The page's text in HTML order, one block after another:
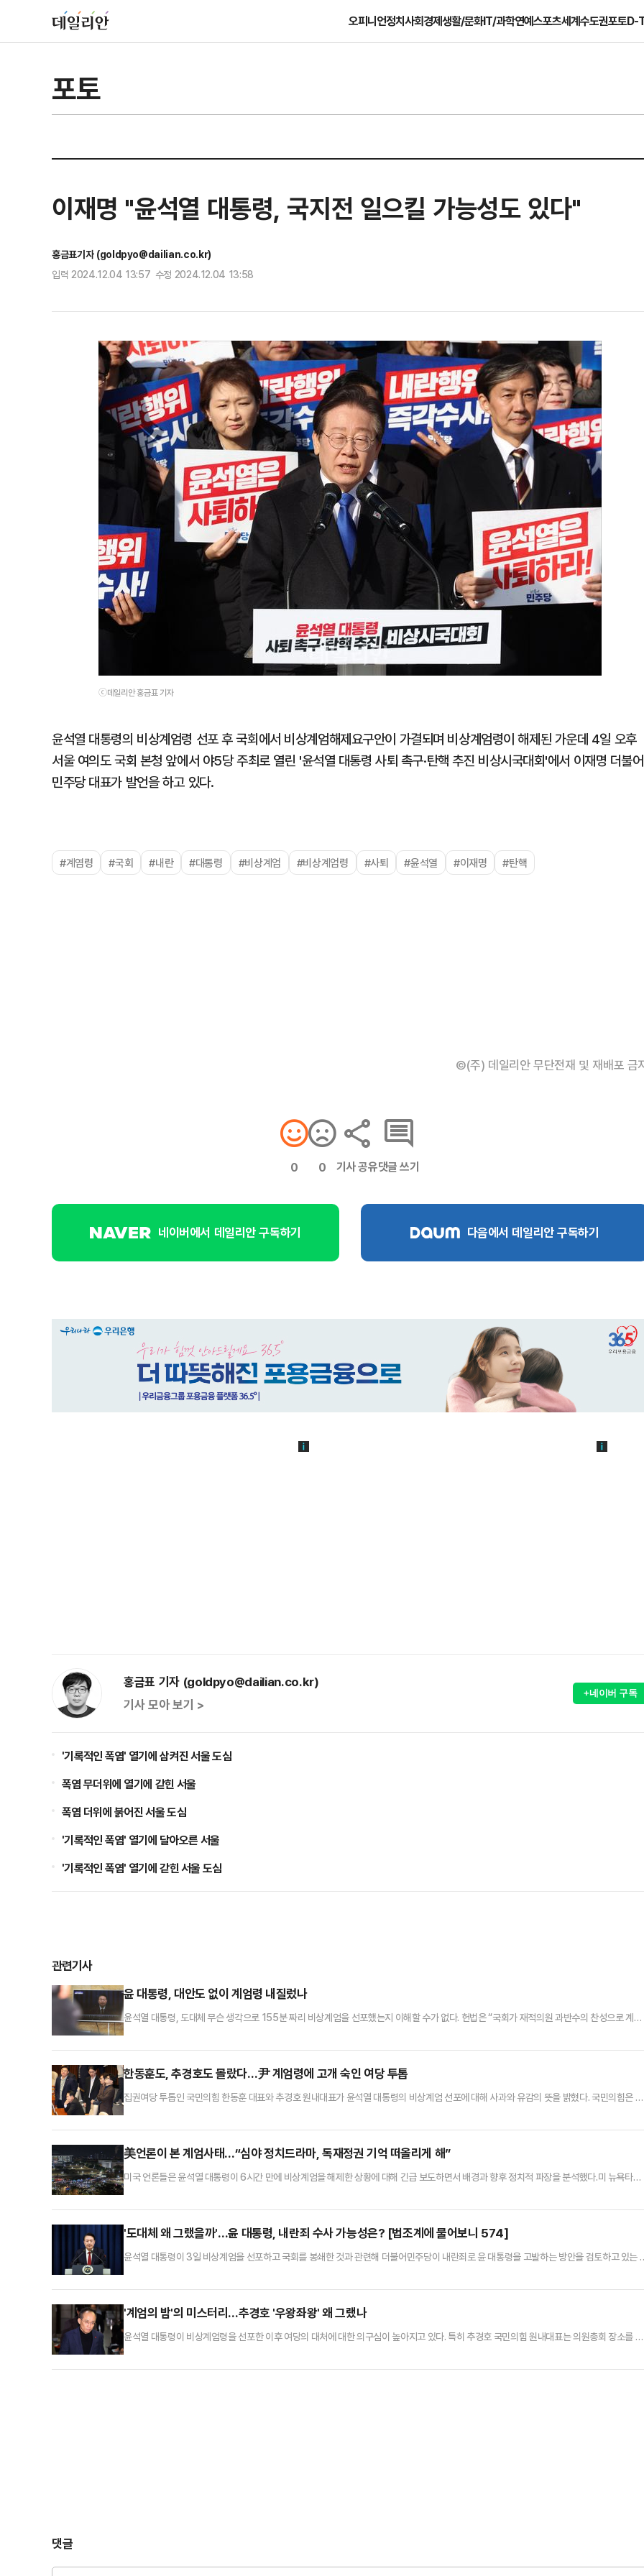
오피니언정치사회경제생활/문화IT/과학연예스포츠세계수도권포토D-
포토
이재명 "윤석열 대통령, 국지전 일으킬 가능성도 있다"
홍금표기자 (goldpyo@dailian.co.kr)
입력 2024.12.04 13:57 수정 2024.12.04 13:58
ⓒ데일리안 홍금표 기자
윤석열 대통령의 비상계엄령 선포 후 국회에서 비상계엄해제요구안이 가결되며 비상계엄령이 해제된 가운데 4일 오후
서울 여의도 국회 본청 앞에서 야5당 주최로 열린 '윤석열 대통령 사퇴 촉구·탄핵 추진 비상시국대회'에서 이재명 더불어
민주당 대표가 발언을 하고 있다.
#계염령 #국회 #내란 #대통령 #비상계엄 #비상계엄령 #사퇴 #윤석열 #이재명 #탄핵
©(주) 데일리안 무단전재 및 재배포 금
0 0 기사 공유댓글 쓰기
네이버에서 데일리안 구독하기 다음에서 데일리안 구독하기
홍금표 기자 (goldpyo@dailian.co.kr)
기사 모아 보기 >
+네이버 구독
'기록적인 폭염' 열기에 삼켜진 서울 도심
폭염 무더위에 열기에 갇힌 서울
폭염 더위에 붉어진 서울 도심
'기록적인 폭염' 열기에 달아오른 서울
'기록적인 폭염' 열기에 갇힌 서울 도심
관련기사
윤 대통령, 대안도 없이 계엄령 내질렀나
윤석열 대통령, 도대체 무슨 생각으로 155분 짜리 비상계엄을 선포했는지 이해할 수가 없다. 헌법은 “국회가 재적의원 과반수의 찬성으로 계엄
다고 할 정도로 장악돼 있다. 계엄령 선포 즉시 해제를 결의할 것은 명약관화(明若觀火)했다.따라서 윤 대통령이 ‘긴급 대국민 특별담화’를 통
한동훈도, 추경호도 몰랐다…尹 계엄령에 고개 숙인 여당 투톱
집권여당 투톱인 국민의힘 한동훈 대표와 추경호 원내대표가 윤석열 대통령의 비상계엄 선포에 대해 사과와 유감의 뜻을 밝혔다. 국민의힘은 대
"집권여당으로서 이런 사태가 발생해 대단히 유감스럽게 생각한다"며 "이번 국회 계엄해제 의결로 이번 (비상계엄은) 실질적인 효과를 상실했
美언론이 본 계엄사태…“심야 정치드라마, 독재정권 기억 떠올리게 해”
미국 언론들은 윤석열 대통령이 6시간 만에 비상계엄을 해제한 상황에 대해 긴급 보도하면서 배경과 향후 정치적 파장을 분석했다.미 뉴욕타임
요구했다”고 보도했다. 특히 계엄령과 관련해 “아시아에서 미국의 소중한 동맹국 중 하나(한국)에서 정치적 혼란을 초래했으며, 평화적인 반대
'도대체 왜 그랬을까'…윤 대통령, 내란죄 수사 가능성은? [법조계에 물어보니 574]
윤석열 대통령이 3일 비상계엄을 선포하고 국회를 봉쇄한 것과 관련해 더불어민주당이 내란죄로 윤 대통령을 고발하는 방안을 검토하고 있는
한 것은 내란죄 성립 가능성을 높이는 것이다. 내란 혐의는 대통령의 형사상 특권을 배제하기 때문에 수사와 기소가 가능하다"고 지적했다.반면
'계엄의 밤'의 미스터리…추경호 '우왕좌왕' 왜 그랬나
윤석열 대통령이 비상계엄령을 선포한 이후 여당의 대처에 대한 의구심이 높아지고 있다. 특히 추경호 국민의힘 원내대표는 의원총회 장소를 거
계로 4일 오전 1시 1분 국회 표결에 참석, 해제안에 찬성표를 던진 국힘 소속 18명 의원 중 한 명인 김상욱 의원은 MBC라디오 '김종배의 시선
댓글